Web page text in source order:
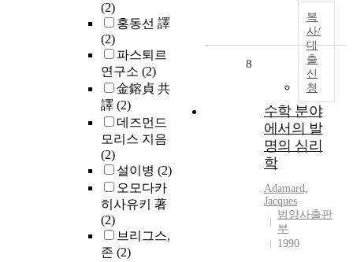
(2)
홍동선 譯
(2)
파스퇴르
연구소 (2)
金鎔貞 共
譯 (2)
데즈먼드
모리스 지음
(2)
설이병 (2)
오모다카
히사유키 著
(2)
브리그스,
존 (2)
복
사/
대
출
신
청
8
수학 분야
에서의 발
명의 심리
학
Adamard,
Jacques
범양사출판
부
1990